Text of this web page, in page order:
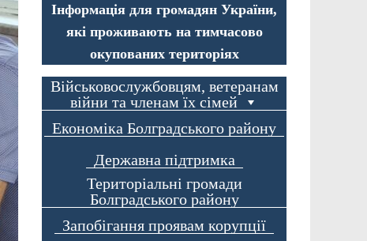
Інформація для громадян України,
які проживають на тимчасово
окупованих територіях
Військовослужбовцям, ветеранам
війни та членам їх сімей
Економіка Болградського району
Державна підтримка
Територіальні громади
Болградського району
Запобігання проявам корупції